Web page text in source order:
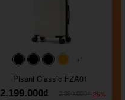
#000000#000000
#000000
#ffa500
+1
Pisani Classic FZA01
2.199.000₫
-26%